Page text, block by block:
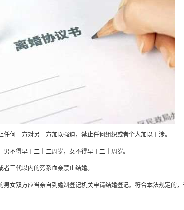
任何一方对另一方加以强迫，禁止任何组织或者个人加以干涉。
不得早于二十二周岁，女不得早于二十周岁。
三代以内的旁系血亲禁止结婚。
男女双方应当亲自到婚姻登记机关申请结婚登记。符合本法规定的